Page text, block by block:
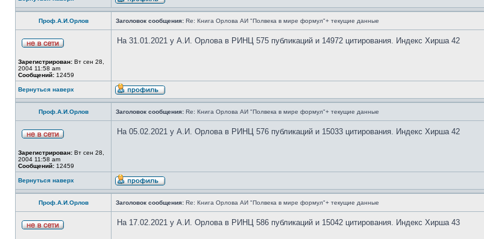
Проф.А.И.Орлов Заголовок сообщения: Re: Книга Орлова АИ "Полвека в мире формул"+ текущие данные
Зарегистрирован: Вт сен 28,
2004 11:58 am
Сообщений: 12459
На 31.01.2021 у А.И. Орлова в РИНЦ 575 публикаций и 14972 цитирования. Индекс Хирша 42
Вернуться наверх
Проф.А.И.Орлов Заголовок сообщения: Re: Книга Орлова АИ "Полвека в мире формул"+ текущие данные
Зарегистрирован: Вт сен 28,
2004 11:58 am
Сообщений: 12459
На 05.02.2021 у А.И. Орлова в РИНЦ 576 публикаций и 15033 цитирования. Индекс Хирша 42
Вернуться наверх
Проф.А.И.Орлов Заголовок сообщения: Re: Книга Орлова АИ "Полвека в мире формул"+ текущие данные
На 17.02.2021 у А.И. Орлова в РИНЦ 586 публикаций и 15042 цитирования. Индекс Хирша 43